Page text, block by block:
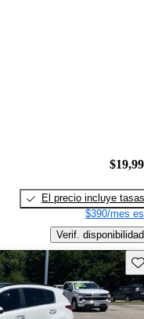
El precio incluye tasas
$390/mes
Verif. disponibilidad